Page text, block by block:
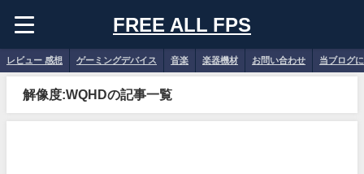
FREE ALL FPS
レビュー 感想 ゲーミングデバイス 音楽 楽器機材 お問い合わせ 当ブログ
解像度:WQHDの記事一覧